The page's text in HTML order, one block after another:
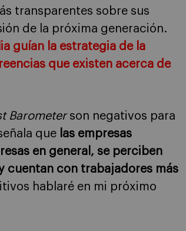
transparentes sobre sus
de la próxima generación.
guían la estrategia de la
que existen acerca de
Barometerson negativos para
que las empresas
en general, se perciben
cuentan con trabajadores más
hablaré en mi próximo